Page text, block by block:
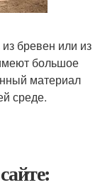
бревен или из
большое
материал
среде.